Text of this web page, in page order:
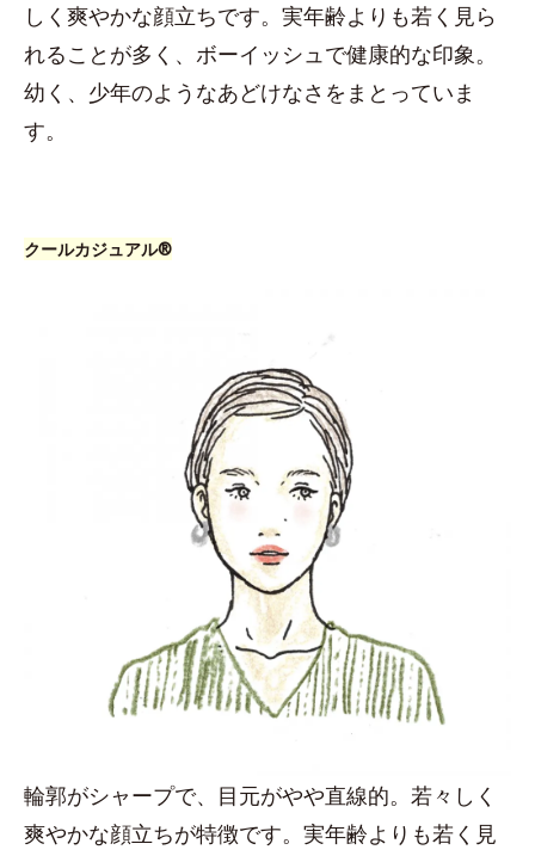
しく爽やかな顔立ちです。実年齢よりも若く見ら
れることが多く、ボーイッシュで健康的な印象。
幼く、少年のようなあどけなさをまとっていま
す。
クールカジュアル®
輪郭がシャープで、目元がやや直線的。若々しく
爽やかな顔立ちが特徴です。実年齢よりも若く見